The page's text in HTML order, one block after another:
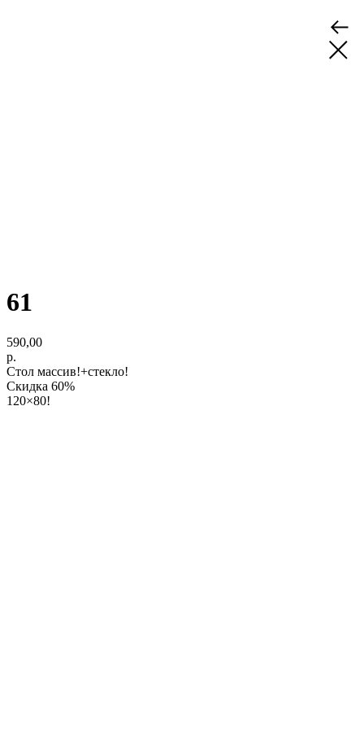
61
590,00
р.
Стол массив!+стекло!
Скидка 60%
120×80!